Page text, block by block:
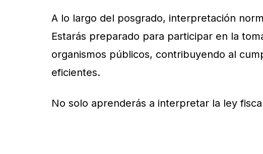
A lo largo del posgrado, interpretación
Estarás preparado para participar en la
organismos públicos, contribuyendo al
eficientes.
No solo aprenderás a interpretar la ley